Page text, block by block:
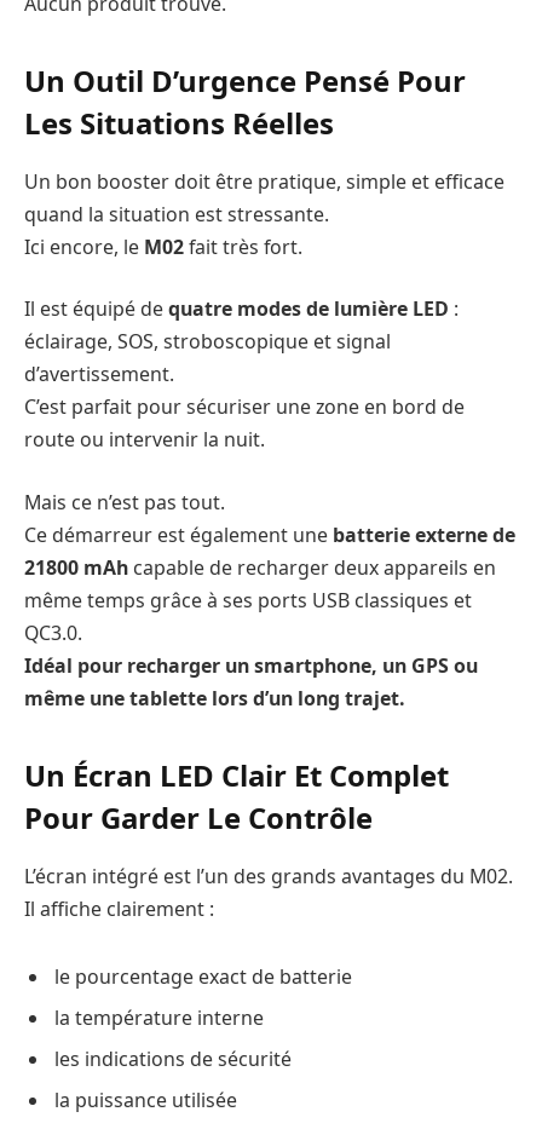
Un Outil D’urgence Pensé Pour
Les Situations Réelles
Un bon booster doit être pratique, simple et efficace
quand la situation est stressante.
Ici encore, le M02fait très fort.
Il est équipé dequatre modes de lumière LED :
éclairage, SOS, stroboscopique et signal
d’avertissement.
C’est parfait pour sécuriser une zone en bord de
route ou intervenir la nuit.
Mais ce n’est pas tout.
Ce démarreur est également une batterie externe de
21800 mAh capable de recharger deux appareils en
même temps grâce à ses ports USB classiques et
QC3.0.
Idéal pour recharger un smartphone, un GPS ou
même une tablette lors d’un long trajet.
Un Écran LED Clair Et Complet
Pour Garder Le Contrôle
L’écran intégré est l’un des grands avantages du M02.
Il affiche clairement :
le pourcentage exact de batterie
la température interne
les indications de sécurité
la puissance utilisée